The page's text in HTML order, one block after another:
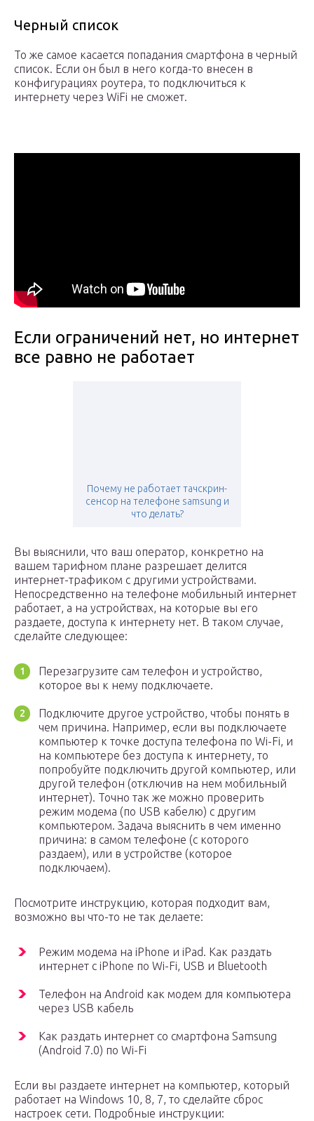
Черный список
То же самое касается попадания смартфона в черный
список. Если он был в него когда-то внесен в
конфигурациях роутера, то подключиться к
интернету через WiFi не сможет.
Если ограничений нет, но интернет
все равно не работает
Почему не работает тачскрин-
сенсор на телефоне samsung и
что делать?
Вы выяснили, что ваш оператор, конкретно на
вашем тарифном плане разрешает делится
интернет-трафиком с другими устройствами.
Непосредственно на телефоне мобильный интернет
работает, а на устройствах, на которые вы его
раздаете, доступа к интернету нет. В таком случае,
сделайте следующее:
Перезагрузите сам телефон и устройство,
которое вы к нему подключаете.
Подключите другое устройство, чтобы понять в
чем причина. Например, если вы подключаете
компьютер к точке доступа телефона по Wi-Fi, и
на компьютере без доступа к интернету, то
попробуйте подключить другой компьютер, или
другой телефон (отключив на нем мобильный
интернет). Точно так же можно проверить
режим модема (по USB кабелю) с другим
компьютером. Задача выяснить в чем именно
причина: в самом телефоне (с которого
раздаем), или в устройстве (которое
подключаем).
Посмотрите инструкцию, которая подходит вам,
возможно вы что-то не так делаете:
Режим модема на iPhone и iPad. Как раздать
интернет с iPhone по Wi-Fi, USB и Bluetooth
Телефон на Android как модем для компьютера
через USB кабель
Как раздать интернет со смартфона Samsung
(Android 7.0) по Wi-Fi
Если вы раздаете интернет на компьютер, который
работает на Windows 10, 8, 7, то сделайте сброс
настроек сети. Подробные инструкции: